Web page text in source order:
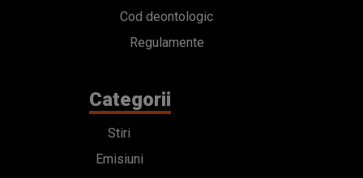
Cod deontologic
Regulamente
Categorii
Stiri
Emisiuni